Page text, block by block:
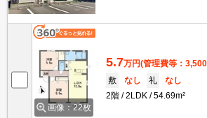
画像：22枚
5.7万円(管理費等：
敷
なし 礼
なし
2階
2LDK 54.69m²